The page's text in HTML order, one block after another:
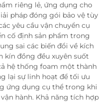
riêng lẻ, ứng dụng cho
pháp đóng gói bảo vệ tùy
yêu cầu vận chuyển cụ
cố định sản phẩm trong
sai các biến đổi về kích
kín đồng đều xuyên suốt
hệ thống foam một thành
lại sự linh hoạt để tối ưu
ứng dụng cụ thể trong khi
hành. Khả năng tích hợp